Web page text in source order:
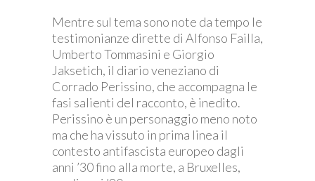
Mentre sul tema sono note da tempo le
testimonianze dirette di Alfonso Failla,
Umberto Tommasini e Giorgio
Jaksetich, il diario veneziano di
Corrado Perissino, che accompagna le
fasi salienti del racconto, è inedito.
Perissino è un personaggio meno noto
ma che ha vissuto in prima linea il
contesto antifascista europeo dagli
anni ’30 fino alla morte, a Bruxelles,